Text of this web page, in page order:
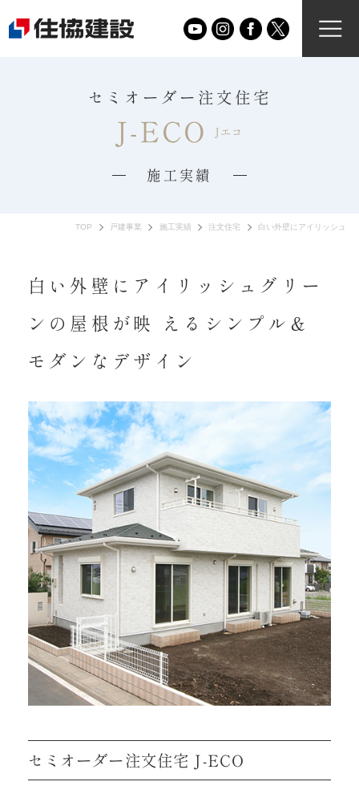
セミオーダー注文住宅
J-ECO Jエコ
施工実績
TOP 戸建事業 施工実績 注文住宅 白い外壁にアイリッシュグ
白い外壁にアイリッシュグリー
ンの屋根が映 えるシンプル＆
モダンなデザイン
セミオーダー注文住宅 J-ECO